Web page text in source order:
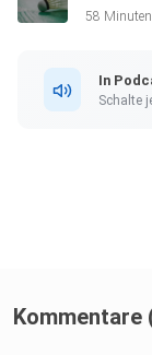
58 Minuten
In
Schalte
Kommentare